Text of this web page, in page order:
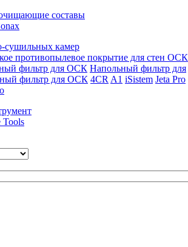
составы
сушильных камер
противопылевое покрытие для стен ОСК
фильтр для ОСК Напольный фильтр для
фильтр для ОСК 4CR A1 iSistem Jeta Pro
Tools